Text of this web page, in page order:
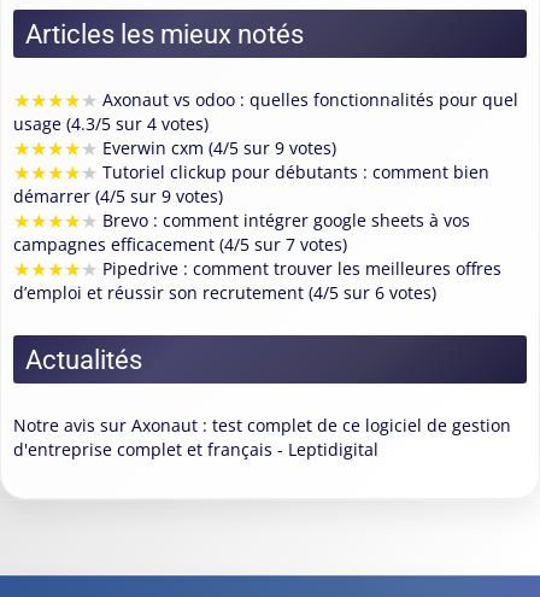
Articles les mieux notés
★★★★★ Axonaut vs odoo : quelles fonctionnalités pour quel
usage (4.3/5 sur 4 votes)
★★★★★ Everwin cxm (4/5 sur 9 votes)
★★★★★ Tutoriel clickup pour débutants : comment bien
démarrer (4/5 sur 9 votes)
★★★★★ Brevo : comment intégrer google sheets à vos
campagnes efficacement (4/5 sur 7 votes)
★★★★★ Pipedrive : comment trouver les meilleures offres
d’emploi et réussir son recrutement (4/5 sur 6 votes)
Actualités
Notre avis sur Axonaut : test complet de ce logiciel de gestion
d'entreprise complet et français - Leptidigital